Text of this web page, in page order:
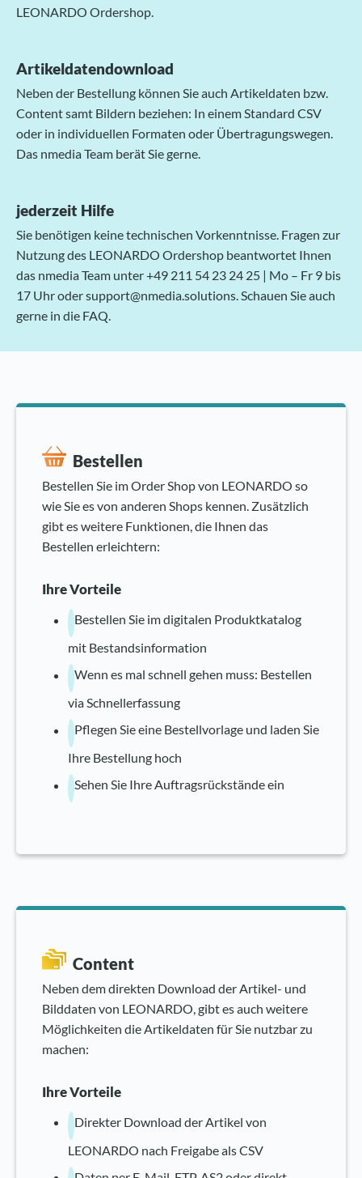
LEONARDO Ordershop.
Artikeldatendownload
Neben der Bestellung können Sie auch Artikeldaten bzw.
Content samt Bildern beziehen: In einem Standard CSV
oder in individuellen Formaten oder Übertragungswegen.
Das nmedia Team berät Sie gerne.
jederzeit Hilfe
Sie benötigen keine technischen Vorkenntnisse. Fragen zur
Nutzung des LEONARDO Ordershop beantwortet Ihnen
das nmedia Team unter +49 211 54 23 24 25 | Mo – Fr 9 bis
17 Uhr oder support@nmedia.solutions. Schauen Sie auch
gerne in die FAQ.
Bestellen
Bestellen Sie im Order Shop von LEONARDO so
wie Sie es von anderen Shops kennen. Zusätzlich
gibt es weitere Funktionen, die Ihnen das
Bestellen erleichtern:
Ihre Vorteile
Bestellen Sie im digitalen Produktkatalog
mit Bestandsinformation
Wenn es mal schnell gehen muss: Bestellen
via Schnellerfassung
Pflegen Sie eine Bestellvorlage und laden Sie
Ihre Bestellung hoch
Sehen Sie Ihre Auftragsrückstände ein
Content
Neben dem direkten Download der Artikel- und
Bilddaten von LEONARDO, gibt es auch weitere
Möglichkeiten die Artikeldaten für Sie nutzbar zu
machen:
Ihre Vorteile
Direkter Download der Artikel von
LEONARDO nach Freigabe als CSV